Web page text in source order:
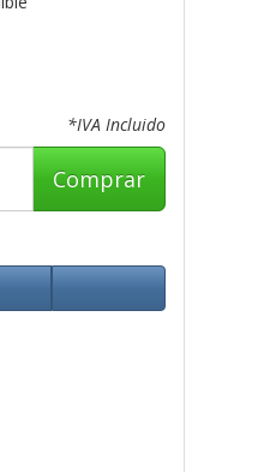
*IVA Incluido
Comprar